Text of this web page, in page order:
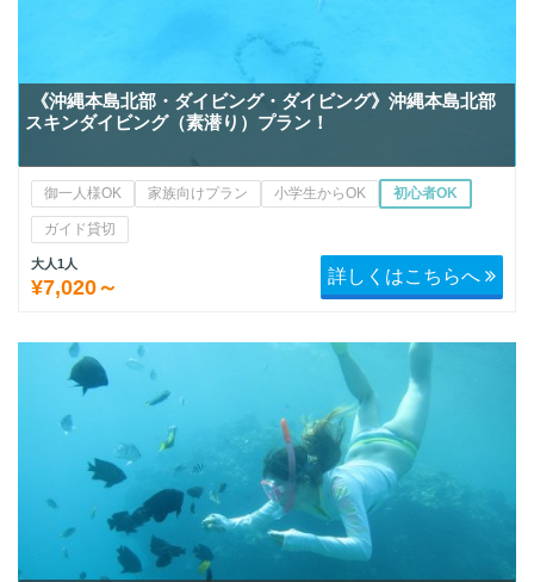
《沖縄本島北部・ダイビング・ダイビング》沖縄本島北部
スキンダイビング（素潜り）プラン！
御一人様OK 家族向けプラン 小学生からOK 初心者OK
ガイド貸切
大人1人
¥7,020～ 詳しくはこちらへ